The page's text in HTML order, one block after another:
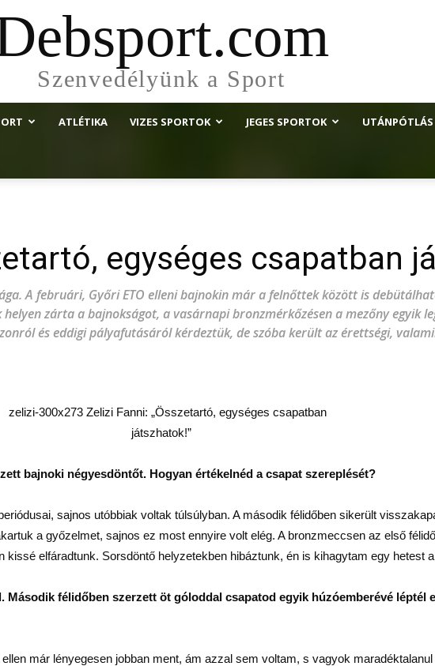
Szenvedélyünk a Sport
ATLÉTIKA VIZES SPORTOK JEGES SPORTOK UTÁNPÓTLÁS
egységes csapatban
A februári, Győri ETO elleni bajnokin már a felnőttek között is
zárta a bajnokságot, a vasárnapi bronzmérkőzésen a mezőny egyik
és eddigi pályafutásáról kérdeztük, de szóba került az érettségi,
bajnoki négyesdöntőt. Hogyan értékelnéd a csapat szereplését?
sajnos utóbbiak voltak túlsúlyban. A második félidőben sikerült
a győzelmet, sajnos ez most ennyire volt elég. A bronzmeccsen az első
kissé elfáradtunk. Sorsdöntő helyzetekben hibáztunk, én is kihagytam egy hetest
félidőben szerzett öt góloddal csapatod egyik húzóemberévé léptél
már lényegesen jobban ment, ám azzal sem voltam, s vagyok